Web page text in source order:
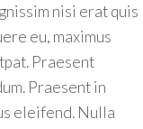
nisi erat quis
eu, maximus
Praesent
Praesent in
eleifend. Nulla